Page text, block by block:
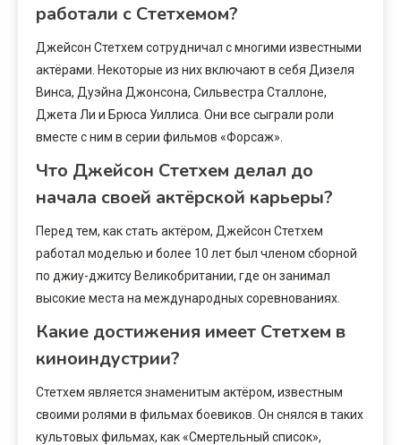
работали с Стетхемом?
Джейсон Стетхем сотрудничал с многими известными
актёрами. Некоторые из них включают в себя Дизеля
Винса, Дуэйна Джонсона, Сильвестра Сталлоне,
Джета Ли и Брюса Уиллиса. Они все сыграли роли
вместе с ним в серии фильмов «Форсаж».
Что Джейсон Стетхем делал до
начала своей актёрской карьеры?
Перед тем, как стать актёром, Джейсон Стетхем
работал моделью и более 10 лет был членом сборной
по джиу-джитсу Великобритании, где он занимал
высокие места на международных соревнованиях.
Какие достижения имеет Стетхем в
киноиндустрии?
Стетхем является знаменитым актёром, известным
своими ролями в фильмах боевиков. Он снялся в таких
культовых фильмах, как «Смертельный список»,